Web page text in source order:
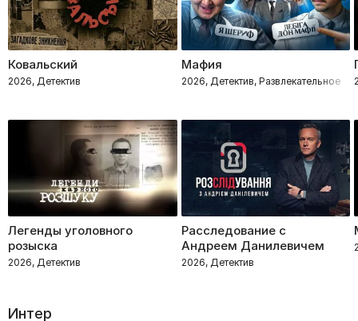
Ковальский
2026, Детектив
Мафия
2026, Детектив, Развлекательное
Легенды уголовного
розыска
2026, Детектив
Расследование с
Андреем Данилевичем
2026, Детектив
Интер